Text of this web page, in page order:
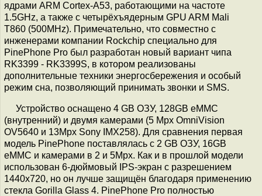
ядрами ARM Cortex-A53, работающими на частоте
1.5GHz, а также с четырёхъядерным GPU ARM Mali
T860 (500MHz). Примечательно, что совместно с
инженерами компании Rockchip специально для
PinePhone Pro был разработан новый вариант чипа
RK3399 - RK3399S, в котором реализованы
дополнительные техники энергосбережения и особый
режим сна, позволяющий принимать звонки и SMS.
Устройство оснащено 4 GB ОЗУ, 128GB eMMC
(внутренний) и двумя камерами (5 Mpx OmniVision
OV5640 и 13Mpx Sony IMX258). Для сравнения первая
модель PinePhone поставлялась с 2 GB ОЗУ, 16GB
eMMC и камерами в 2 и 5Mpx. Как и в прошлой модели
использован 6-дюймовый IPS-экран с разрешением
1440x720, но он лучше защищён благодаря применению
стекла Gorilla Glass 4. PinePhone Pro полностью